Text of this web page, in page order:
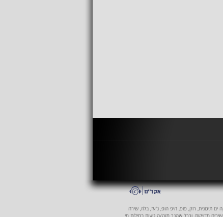
ים תיכונית, רוק, פופ, היפ הופ, ג'אז, בלוז, שירה
מדויקות, וככל שהנך מזה/ה טעות במילות מי